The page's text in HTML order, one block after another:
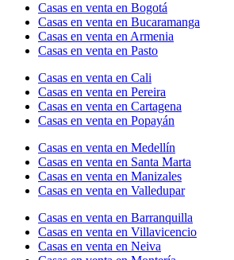
Casas en venta en Bogotá
Casas en venta en Bucaramanga
Casas en venta en Armenia
Casas en venta en Pasto
Casas en venta en Cali
Casas en venta en Pereira
Casas en venta en Cartagena
Casas en venta en Popayán
Casas en venta en Medellín
Casas en venta en Santa Marta
Casas en venta en Manizales
Casas en venta en Valledupar
Casas en venta en Barranquilla
Casas en venta en Villavicencio
Casas en venta en Neiva